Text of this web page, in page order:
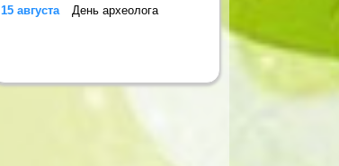
15 августа
День археолога